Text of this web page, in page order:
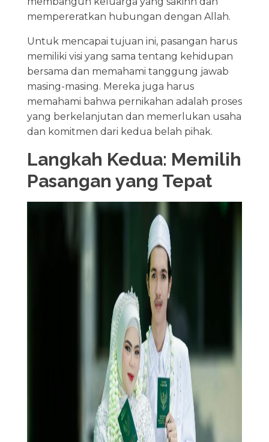
mempereratkan hubungan dengan Allah.
Untuk mencapai tujuan ini, pasangan harus
memiliki visi yang sama tentang kehidupan
bersama dan memahami tanggung jawab
masing-masing. Mereka juga harus
memahami bahwa pernikahan adalah proses
yang berkelanjutan dan memerlukan usaha
dan komitmen dari kedua belah pihak.
Langkah Kedua: Memilih
Pasangan yang Tepat